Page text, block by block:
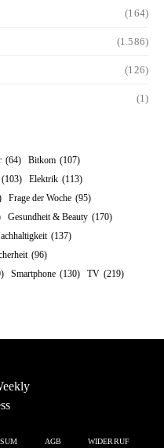
(164)
(1.586)
(126)
(1)
(64) Bitkom (107)
(103) Elektrik (113)
Frage der Woche (95)
Gesundheit & Beauty (170)
(137)
(96)
Smartphone (130) TV (219)
AGB WIDERRUF